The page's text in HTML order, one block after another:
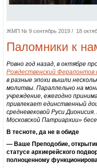
ЖМП № 9 сентябрь 2019 / 18
Паломники к
Ровно год назад, в октябре
Рождественский Ферапонтов
в разные эпохи вышли
молитвы. Параллельно на
учреждение, ежегодно
привлекает единственный
средневековой Руси
Московской Патриархии»
В тесноте, да не в обиде
— Ваше Преподобие,
статусе архиерейского
полноценному